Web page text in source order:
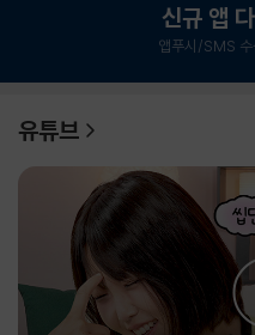
신규 앱
앱푸시/SMS
유튜브